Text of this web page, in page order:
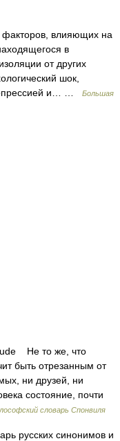
влияющих на
в
от других
шок,
и… …
Большая
Не то же, что
быть отрезанным от
ни друзей, ни
состояние, почти
словарь Спонвиля
русских синонимов и